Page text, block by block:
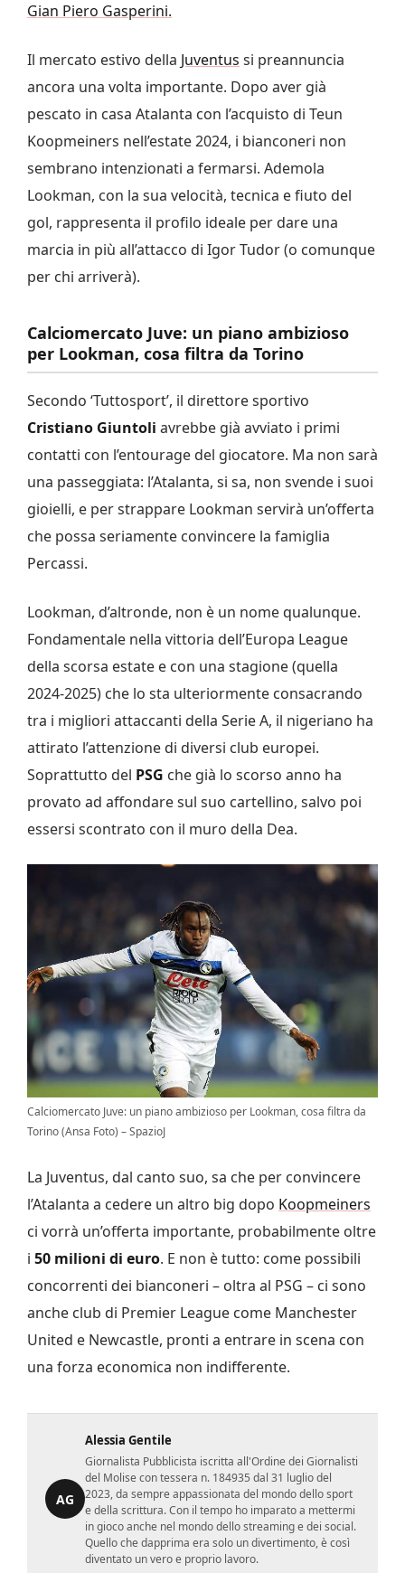
Gian Piero Gasperini.
Il mercato estivo della Juventus si preannuncia
ancora una volta importante. Dopo aver già
pescato in casa Atalanta con l’acquisto di Teun
Koopmeiners nell’estate 2024, i bianconeri non
sembrano intenzionati a fermarsi. Ademola
Lookman, con la sua velocità, tecnica e fiuto del
gol, rappresenta il profilo ideale per dare una
marcia in più all’attacco di Igor Tudor (o comunque
per chi arriverà).
Calciomercato Juve: un piano ambizioso
per Lookman, cosa filtra da Torino
Secondo ‘Tuttosport’, il direttore sportivo
Cristiano Giuntoli avrebbe già avviato i primi
contatti con l’entourage del giocatore. Ma non sarà
una passeggiata: l’Atalanta, si sa, non svende i suoi
gioielli, e per strappare Lookman servirà un’offerta
che possa seriamente convincere la famiglia
Percassi.
Lookman, d’altronde, non è un nome qualunque.
Fondamentale nella vittoria dell’Europa League
della scorsa estate e con una stagione (quella
2024-2025) che lo sta ulteriormente consacrando
tra i migliori attaccanti della Serie A, il nigeriano ha
attirato l’attenzione di diversi club europei.
Soprattutto del PSG che già lo scorso anno ha
provato ad affondare sul suo cartellino, salvo poi
essersi scontrato con il muro della Dea.
Calciomercato Juve: un piano ambizioso per Lookman, cosa filtra da
Torino (Ansa Foto) – SpazioJ
La Juventus, dal canto suo, sa che per convincere
l’Atalanta a cedere un altro big dopo Koopmeiners
ci vorrà un’offerta importante, probabilmente oltre
i 50 milioni di euro. E non è tutto: come possibili
concorrenti dei bianconeri – oltra al PSG – ci sono
anche club di Premier League come Manchester
United e Newcastle, pronti a entrare in scena con
una forza economica non indifferente.
AG
Alessia Gentile
Giornalista Pubblicista iscritta all'Ordine dei Giornalisti
del Molise con tessera n. 184935 dal 31 luglio del
2023, da sempre appassionata del mondo dello sport
e della scrittura. Con il tempo ho imparato a mettermi
in gioco anche nel mondo dello streaming e dei social.
Quello che dapprima era solo un divertimento, è così
diventato un vero e proprio lavoro.